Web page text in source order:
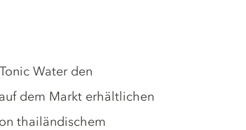
Water den
dem Markt erhältlichen
thailändischem